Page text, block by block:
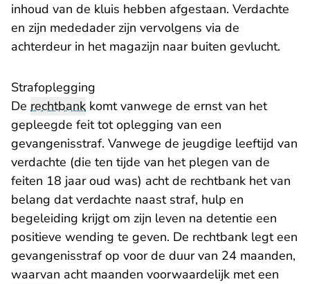
inhoud van de kluis hebben afgestaan. Verdachte
en zijn mededader zijn vervolgens via de
achterdeur in het magazijn naar buiten gevlucht.
Strafoplegging
De rechtbank komt vanwege de ernst van het
gepleegde feit tot oplegging van een
gevangenisstraf. Vanwege de jeugdige leeftijd van
verdachte (die ten tijde van het plegen van de
feiten 18 jaar oud was) acht de rechtbank het van
belang dat verdachte naast straf, hulp en
begeleiding krijgt om zijn leven na detentie een
positieve wending te geven. De rechtbank legt een
gevangenisstraf op voor de duur van 24 maanden,
waarvan acht maanden voorwaardelijk met een